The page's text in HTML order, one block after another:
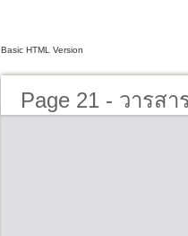
Basic HTML Version
Page 21 - วารส